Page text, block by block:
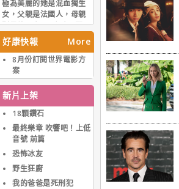
極為美麗的她是混血獨生
女，父親是法國人，母親
則是德國人。6歲時即開
始學習芭蕾舞，16歲時曾
在當地贏得模特大賽的冠
軍。之後她遠渡重洋先後
到過到義大利和美國尋求
發展。在紐約她曾尋得一
份跳芭蕾舞的職業，但不
久由於膝蓋受傷而被迫放
棄。18歲時，母親帶她來
到好萊塢尋求在銀幕上的
發展。一天她在好萊塢的
人，8個月之後，這位經
紀人幫她在好萊塢找到一
份工作。從此，她開始在
好康快報 More
8月份訂閱世界電影方
案
新片上架
18顆鑽石
最終樂章 吹響吧！上低
音號 前篇
恐怖冰友
野生狂廚
我的爸爸是死刑犯